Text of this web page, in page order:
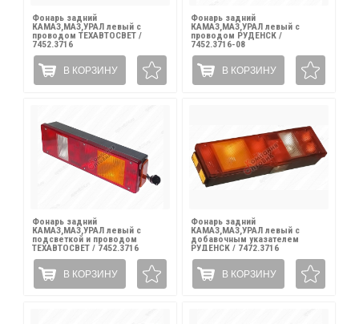
Фонарь задний
КАМАЗ,МАЗ,УРАЛ левый с
проводом ТЕХАВТОСВЕТ /
7452.3716
В КОРЗИНУ
Фонарь задний
КАМАЗ,МАЗ,УРАЛ левый с
проводом РУДЕНСК /
7452.3716-08
В КОРЗИНУ
Фонарь задний
КАМАЗ,МАЗ,УРАЛ левый с
подсветкой и проводом
ТЕХАВТОСВЕТ / 7452.3716
В КОРЗИНУ
Фонарь задний
КАМАЗ,МАЗ,УРАЛ левый с
добавочным указателем
РУДЕНСК / 7472.3716
В КОРЗИНУ